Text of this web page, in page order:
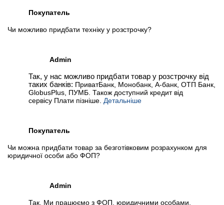
Покупатель
Чи можливо придбати техніку у розстрочку?
Admin
Так, у нас можливо придбати товар у розстрочку від
таких банків: ПриватБанк, Монобанк, А-банк, ОТП Банк,
GlobusPlus, ПУМБ. Також доступний кредит від
сервісу Плати пізніше. Детальніше
Покупатель
Чи можна придбати товар за безготівковим розрахунком для
юридичної особи або ФОП?
Admin
Так. Ми працюємо з ФОП, юридичними особами,